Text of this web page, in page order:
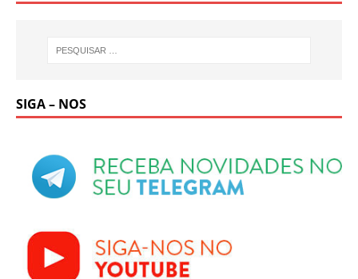
SIGA – NOS